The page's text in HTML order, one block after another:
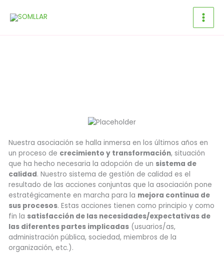
Nuestra asociación se halla inmersa en los últimos años en
un proceso de crecimiento y transformación, situación
que ha hecho necesaria la adopción de un sistema de
calidad. Nuestro sistema de gestión de calidad es el
resultado de las acciones conjuntas que la asociación pone
estratégicamente en marcha para la mejora continua de
sus procesos. Estas acciones tienen como principio y como
fin la satisfacción de las necesidades/expectativas de
las diferentes partes implicadas (usuarios/as,
administración pública, sociedad, miembros de la
organización, etc.).